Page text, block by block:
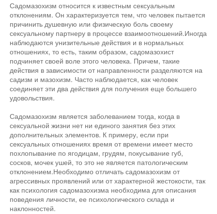
Садомазохизм относится к известным сексуальным
отклонениям. Он характеризуется тем, что человек пытается
причинить душевную или физическую боль своему
сексуальному партнеру в процессе взаимоотношений.Иногда
наблюдаются унизительные действия и в нормальных
отношениях, то есть, таким образом, садомазохист
подчиняет своей воле этого человека. Причем, такие
действия в зависимости от направленности разделяются на
садизм и мазохизм. Часто наблюдается, как человек
соединяет эти два действия для получения еще большего
удовольствия.
Садомазохизм является заболеванием тогда, когда в
сексуальной жизни нет ни единого занятия без этих
дополнительных элементов. К примеру, если при
сексуальных отношениях время от времени имеет место
похлопывание по ягодицам, грудям, покусывание губ,
сосков, мочек ушей, то это не является патологическим
отклонением.Необходимо отличать садомазохизм от
агрессивных проявлений или от характерной жестокости, так
как психология садомазохизма необходима для описания
поведения личности, ее психологического склада и
наклонностей.